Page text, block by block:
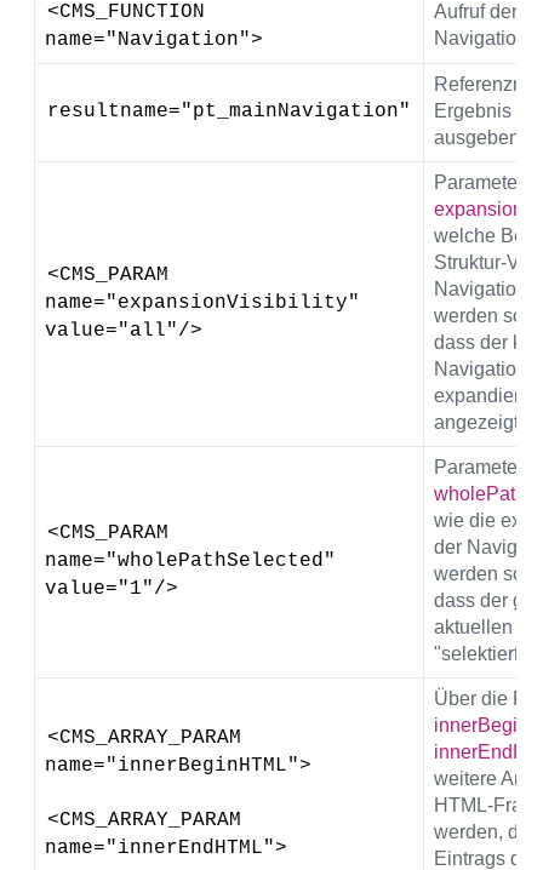
<CMS_FUNCTION
name="Navigation">
Aufruf der
Navigation.
resultname="pt_mainNavigation"
Ergebnis
ausgeben
<CMS_PARAM
name="expansionVisibility"
value="all"/>
Parameter
welche
Struktur-
Navigation
werden
dass der
expandiert
angezeigt
<CMS_PARAM
name="wholePathSelected"
value="1"/>
Parameter
wie die
der
werden
dass der
aktuellen
"selektiert"
<CMS_ARRAY_PARAM
name="innerBeginHTML">
<CMS_ARRAY_PARAM
name="innerEndHTML">
Über die
weitere
HTML-
werden, die
Eintrags